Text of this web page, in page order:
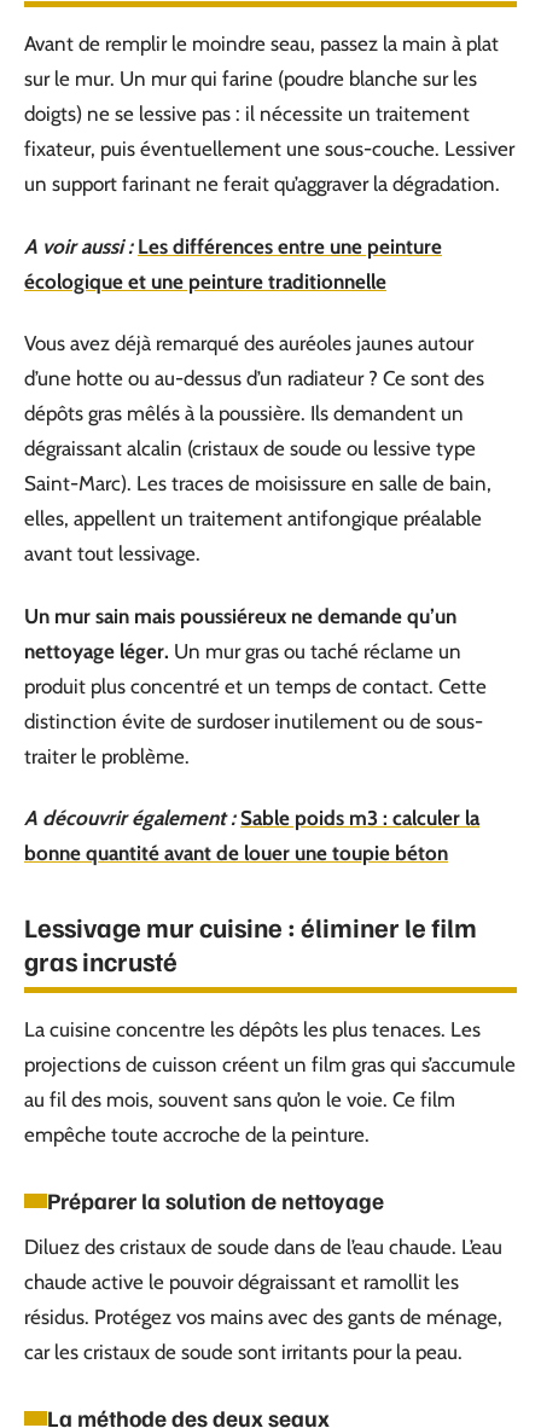
Avant de remplir le moindre seau, passez la main à plat
sur le mur. Un mur qui farine (poudre blanche sur les
doigts) ne se lessive pas : il nécessite un traitement
fixateur, puis éventuellement une sous-couche. Lessiver
un support farinant ne ferait qu’aggraver la dégradation.
A voir aussi : Les différences entre une peinture
écologique et une peinture traditionnelle
Vous avez déjà remarqué des auréoles jaunes autour
d’une hotte ou au-dessus d’un radiateur ? Ce sont des
dépôts gras mêlés à la poussière. Ils demandent un
dégraissant alcalin (cristaux de soude ou lessive type
Saint-Marc). Les traces de moisissure en salle de bain,
elles, appellent un traitement antifongique préalable
avant tout lessivage.
Un mur sain mais poussiéreux ne demande qu’un
nettoyage léger. Un mur gras ou taché réclame un
produit plus concentré et un temps de contact. Cette
distinction évite de surdoser inutilement ou de sous-
traiter le problème.
A découvrir également : Sable poids m3 : calculer la
bonne quantité avant de louer une toupie béton
Lessivage mur cuisine : éliminer le film
gras incrusté
La cuisine concentre les dépôts les plus tenaces. Les
projections de cuisson créent un film gras qui s’accumule
au fil des mois, souvent sans qu’on le voie. Ce film
empêche toute accroche de la peinture.
Préparer la solution de nettoyage
Diluez des cristaux de soude dans de l’eau chaude. L’eau
chaude active le pouvoir dégraissant et ramollit les
résidus. Protégez vos mains avec des gants de ménage,
car les cristaux de soude sont irritants pour la peau.
La méthode des deux seaux